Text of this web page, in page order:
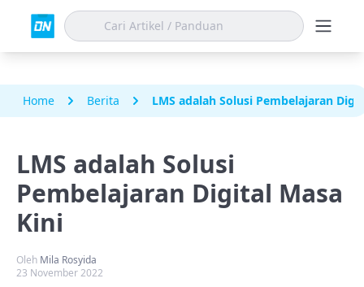
Home Berita LMS adalah Solusi Pembelajaran
LMS adalah Solusi
Pembelajaran Digital Masa
Kini
Oleh Mila Rosyida
23 November 2022